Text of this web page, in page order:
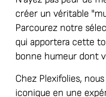
créer un véritable
Parcourez notre
qui apportera cette
bonne humeur dont
Chez Plexifolies,
iconique en une